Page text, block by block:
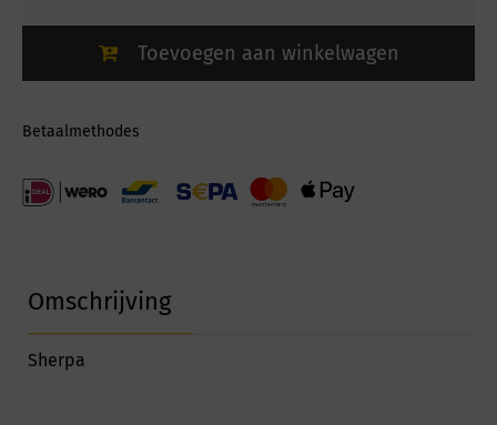
Toevoegen aan winkelwagen
Betaalmethodes
Omschrijving
Sherpa